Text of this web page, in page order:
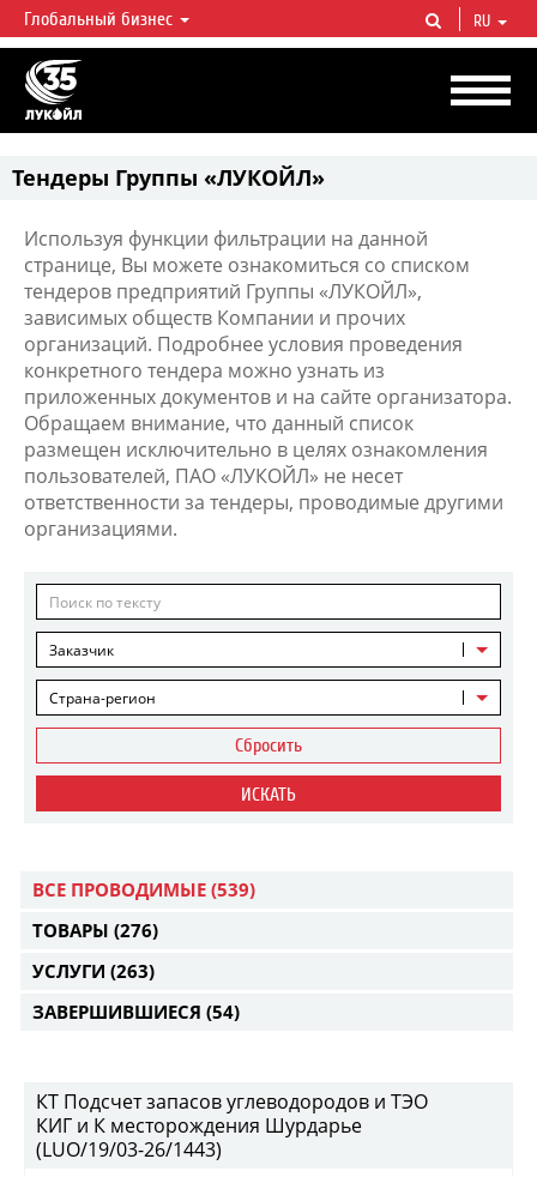
ЛУКОЙЛ СЕГОДНЯ
ЛУКОЙЛ — одна из крупнейших вертикально интегрированных
нефтегазовых компаний в мире, на долю которой приходится более 2%
мировой добычи нефти и около 1% доказанных запасов углеводородов.
Глобальный бизнес RU
Тендеры Группы «ЛУКОЙЛ»
Используя функции фильтрации на данной
странице, Вы можете ознакомиться со списком
тендеров предприятий Группы «ЛУКОЙЛ»,
зависимых обществ Компании и прочих
организаций. Подробнее условия проведения
конкретного тендера можно узнать из
приложенных документов и на сайте организатора.
Обращаем внимание, что данный список
размещен исключительно в целях ознакомления
пользователей, ПАО «ЛУКОЙЛ» не несет
ответственности за тендеры, проводимые другими
организациями.
Заказчик
Страна-регион
Сбросить
ИСКАТЬ
ВСЕ ПРОВОДИМЫЕ (539)
ТОВАРЫ (276)
УСЛУГИ (263)
ЗАВЕРШИВШИЕСЯ (54)
КТ Подсчет запасов углеводородов и ТЭО
КИГ и К месторождения Шурдарье
(LUO/19/03-26/1443)